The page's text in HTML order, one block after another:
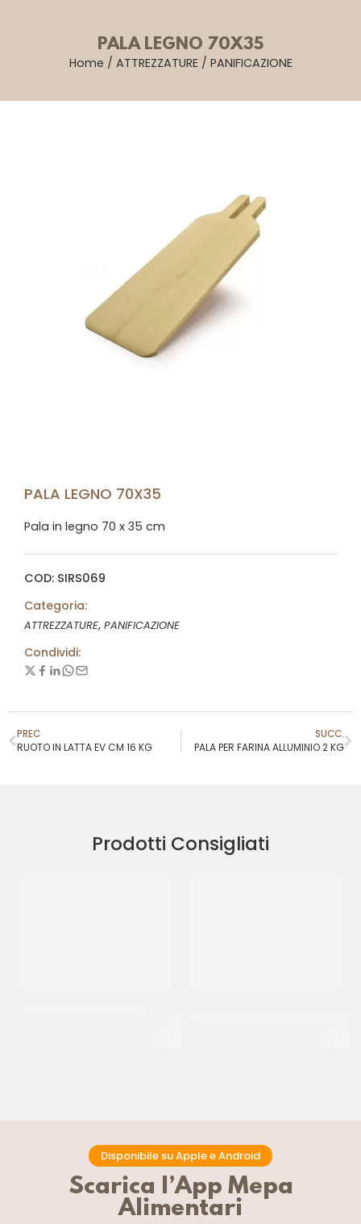
PALA LEGNO 70X35
Home / ATTREZZATURE/ PANIFICAZIONE
PALA LEGNO 70X35
Pala in legno 70 x 35 cm
COD: SIRS069
Categoria:
ATTREZZATURE, PANIFICAZIONE
Condividi:
PREC
RUOTO IN LATTA EV CM 16 KG
SUCC.
PALA PER FARINA ALLUMINIO 2 KG
Prodotti Consigliati
Disponibile su Apple e Android
Scarica l’App Mepa
Alimentari